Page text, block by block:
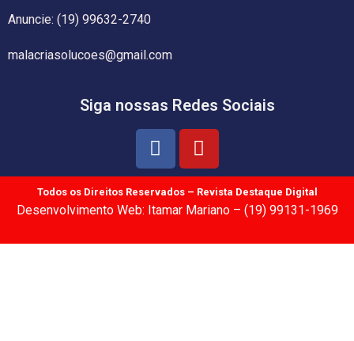
Anuncie: (19) 99632-2740
malacriasolucoes@gmail.com
Siga nossas Redes Sociais
Todos os Direitos Reservados – Revista Destaque Digital
Desenvolvimento Web: Itamar Mariano – (19) 99131-1969